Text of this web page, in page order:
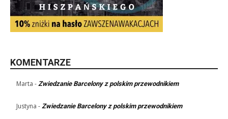
KOMENTARZE
Marta - Zwiedzanie Barcelony z polskim przewodnikiem
Justyna - Zwiedzanie Barcelony z polskim przewodnikiem